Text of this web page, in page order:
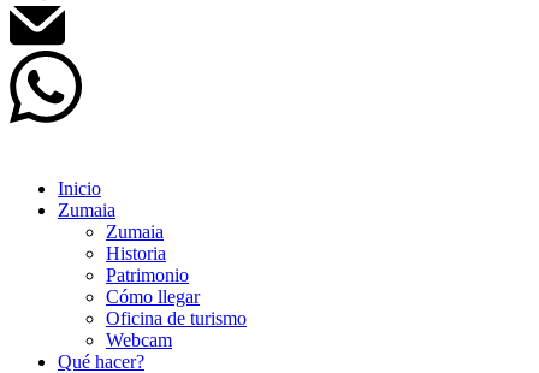
Inicio
Zumaia
Zumaia
Historia
Patrimonio
Cómo llegar
Oficina de turismo
Webcam
Qué hacer?